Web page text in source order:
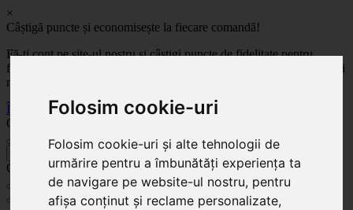
Folosim cookie-uri
Folosim cookie-uri și alte tehnologii de
urmărire pentru a îmbunătăți experiența ta
de navigare pe website-ul nostru, pentru
afișa conținut și reclame personalizate,
×
Câștigă puncte și economisește la fiecare comandă!
Fă-ți cont pe site-ul nostru și câștigi puncte de fidelitate pentru
fiecare comandă! Cu cât comanzi mai mult, cu atât economisești mai
mult!
Înregistrează-te acum
Celoplast
Celoplast